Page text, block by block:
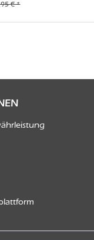
€ *